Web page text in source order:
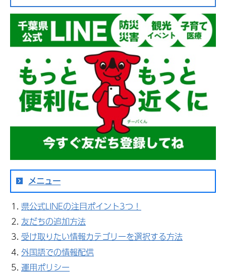
メニュー
県公式LINEの注目ポイント3つ！
友だちの追加方法
受け取りたい情報カテゴリーを選択する方法
外国語での情報配信
運用ポリシー